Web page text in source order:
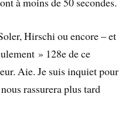
Hirschi ou encore – et
» 128e de ce
Aie. Je suis inquiet pour
rassurera plus tard